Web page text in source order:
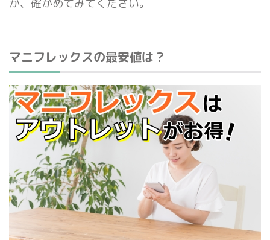
か、確かめてみてください。
マニフレックスの最安値は？